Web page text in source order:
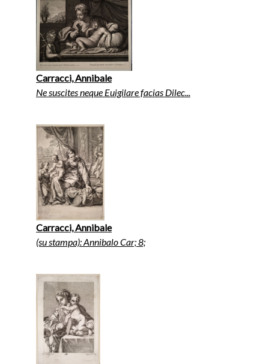
Carracci, Annibale
Ne suscites neque Euigilare facias Dilec...
Carracci, Annibale
(su stampa): Annibalo Car; 8;